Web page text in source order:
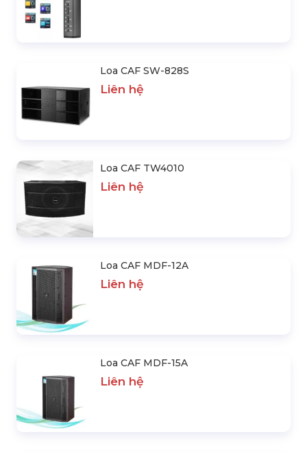
Loa CAF SW-828S
Liên hệ
Loa CAF TW4010
Liên hệ
Loa CAF MDF-12A
Liên hệ
Loa CAF MDF-15A
Liên hệ